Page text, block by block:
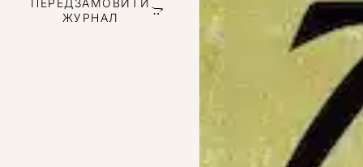
ПЕРЕДЗАМОВИТИ
ЖУРНАЛ